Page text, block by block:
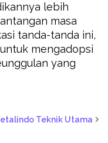
lebih
masa
tanda-tanda ini,
mengadopsi
yang
Teknik Utama